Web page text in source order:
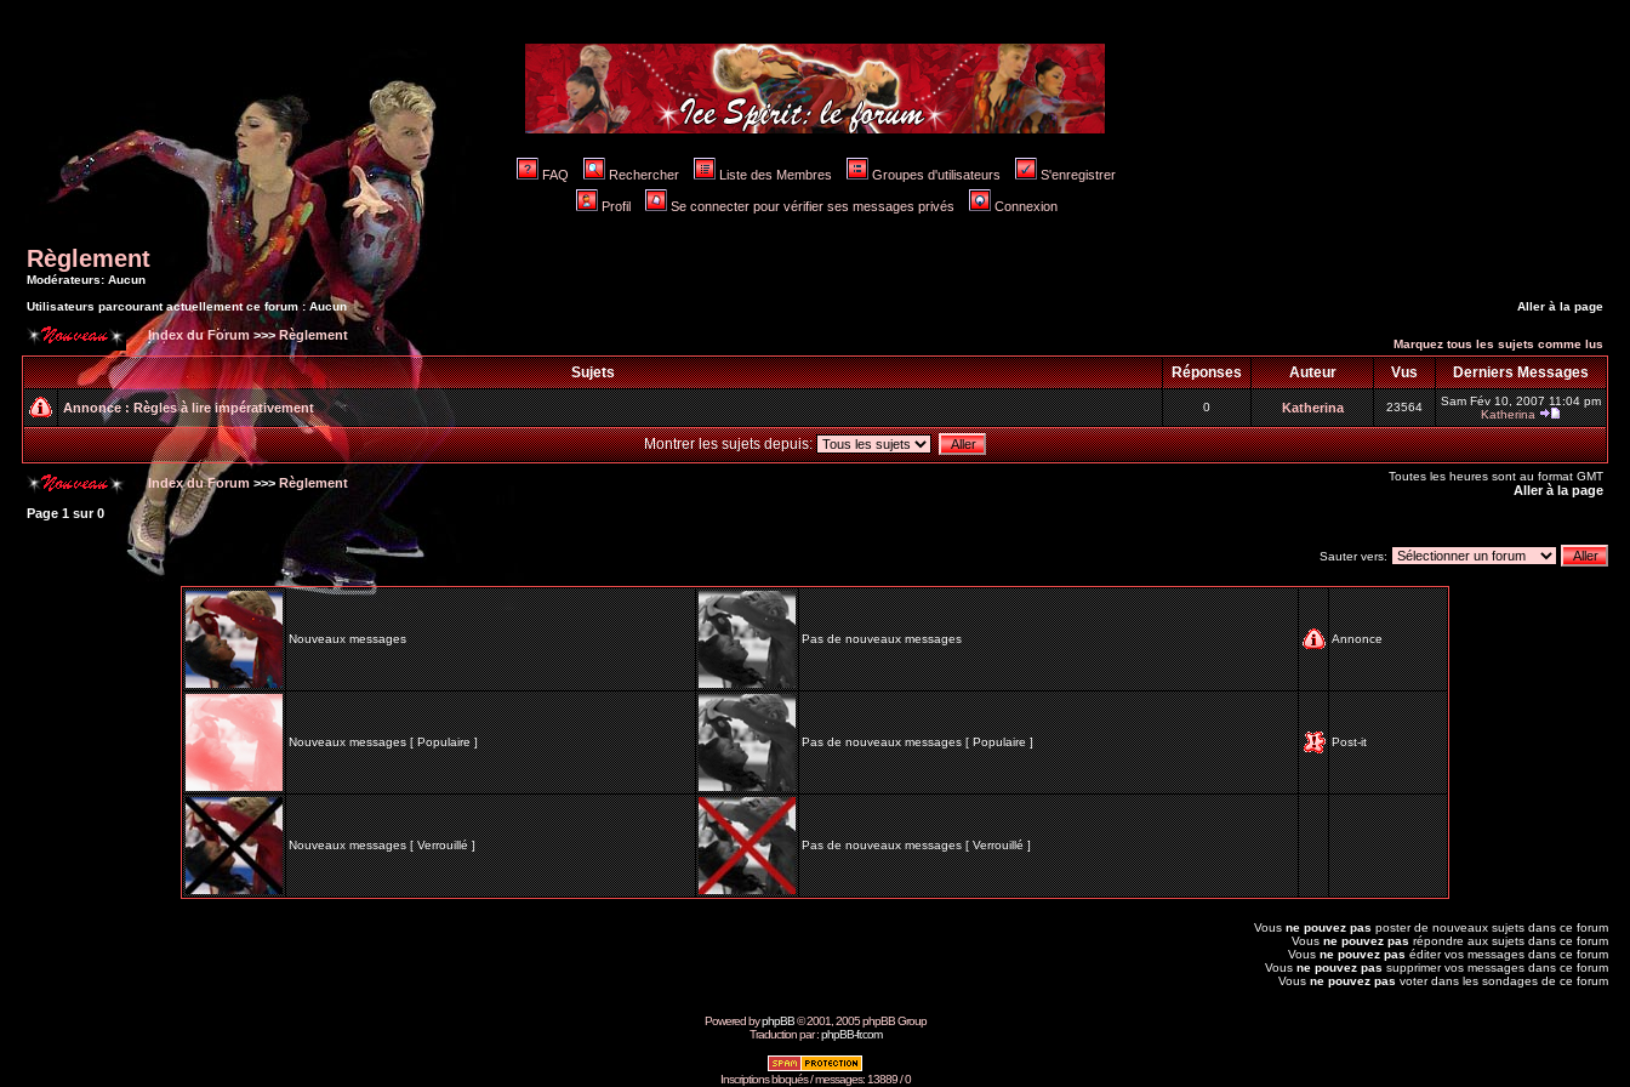
FAQ Rechercher Liste des Membres Groupes d'utilisateurs S'enregistrer
Profil Se connecter pour vérifier ses messages privés Connexion
Règlement
Modérateurs: Aucun
Utilisateurs parcourant actuellement ce forum : Aucun
Aller à la page
Index du Forum >>>Règlement
Marquez tous les sujets comme lus
Sujets Réponses Auteur Vus Derniers Messages
Annonce : Règles à lire impérativement 0 Katherina 23564
Sam Fév 10, 2007 11:04 pm
Katherina
Montrer les sujets depuis:
Index du Forum >>> Règlement Toutes les heures sont au format GMT
Aller à la page
Page 1 sur0
Sauter vers:
Nouveaux messages Pas de nouveaux messages Annonce
Nouveaux messages [ Populaire ] Pas de nouveaux messages [ Populaire ] Post-it
Nouveaux messages [ Verrouillé ] Pas de nouveaux messages [ Verrouillé ]
Vous ne pouvez pas poster de nouveaux sujets dans ce forum
Vous ne pouvez pas répondre aux sujets dans ce forum
Vous ne pouvez pas éditer vos messages dans ce forum
Vous ne pouvez pas supprimer vos messages dans ce forum
Vous ne pouvez pas voter dans les sondages de ce forum
Powered byphpBB© 2001, 2005 phpBB Group
Traduction par :phpBB-fr.com
Inscriptions bloqués / messages: 13889 / 0